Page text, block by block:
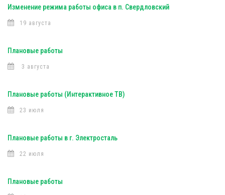
Изменение режима работы офиса в п. Свердловский
19 августа
Плановые работы
3 августа
Плановые работы (Интерактивное ТВ)
23 июля
Плановые работы в г. Электросталь
22 июля
Плановые работы